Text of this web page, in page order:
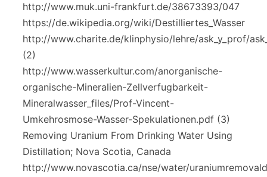
http://www.muk.uni-frankfurt.de/38673393/047
https://de.wikipedia.org/wiki/Destilliertes_Wasser
http://www.charite.de/klinphysio/lehre/ask_y_prof/
(2)
http://www.wasserkultur.com/anorganische-
organische-Mineralien-Zellverfugbarkeit-
Mineralwasser_files/Prof-Vincent-
Umkehrosmose-Wasser-Spekulationen.pdf (3)
Removing Uranium From Drinking Water Using
Distillation; Nova Scotia, Canada
http://www.novascotia.ca/nse/water/